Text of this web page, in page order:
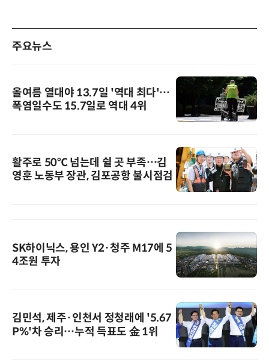
주요뉴스
올여름 열대야 13.7일 '역대 최다'…
폭염일수도 15.7일로 역대 4위
활주로 50℃ 넘는데 쉴 곳 부족…김
영훈 노동부 장관, 김포공항 불시점검
SK하이닉스, 용인 Y2·청주 M17에 5
4조원 투자
김민석, 제주·인천서 정청래에 '5.67
P%'차 승리…누적 득표도 金 1위